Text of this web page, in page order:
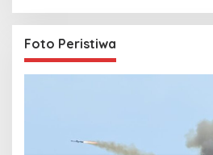
Foto Peristiwa